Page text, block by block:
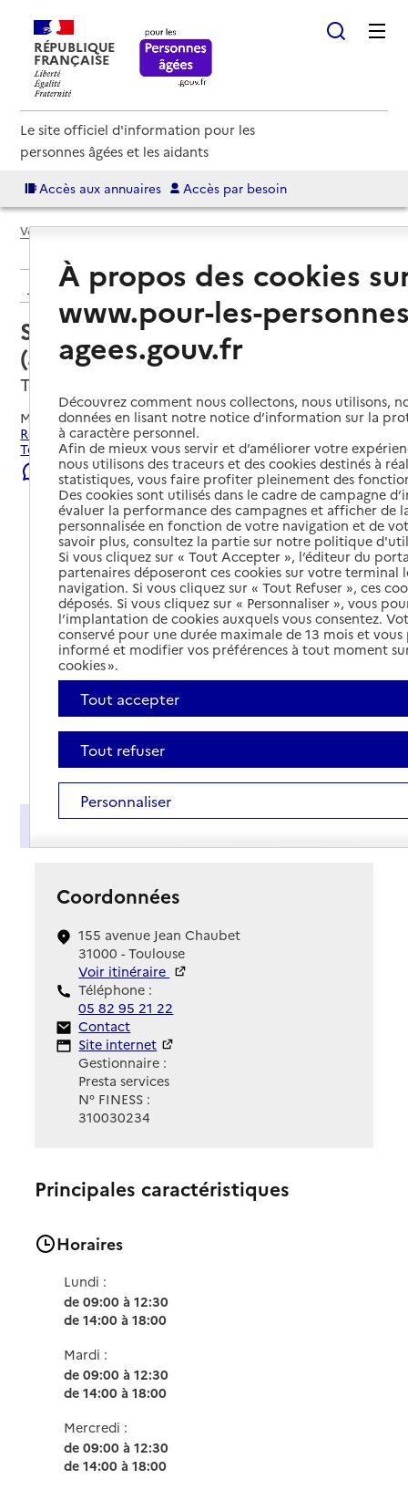
RÉPUBLIQUE
FRANÇAISE
Le site officiel d'information pour les
personnes âgées et les aidants
Accès aux annuaires Accès par besoin
Voir le fil d’Ariane
Retour aux résultats de l'annuaire
Service autonomie à domicile
(aide) – APEF Services
Toulouse, HAUTE-GARONNE
Mis à jour le06/08/2026
Rechercher les établissements et services autour de
Toulouse.
Signaler une erreur
Coordonnées
155 avenue Jean Chaubet
31000 - Toulouse
Voir itinéraire
Téléphone :
05 82 95 21 22
Contact
Contact
Site Internet
Site internet
Gestionnaire :
Presta services
N° FINESS :
310030234
Principales caractéristiques
Horaires
Lundi :
de 09:00 à 12:30
de 14:00 à 18:00
Mardi :
de 09:00 à 12:30
de 14:00 à 18:00
Mercredi :
de 09:00 à 12:30
de 14:00 à 18:00
À propos des cookies
www.pour-les-
agees.gouv.fr
Découvrez comment nous collectons, nous utilisons,
données en lisant notre notice d’information sur la
à caractère personnel.
Afin de mieux vous servir et d’améliorer votre
nous utilisons des traceurs et des cookies destinés à
statistiques, vous faire profiter pleinement des
Des cookies sont utilisés dans le cadre de campagne
évaluer la performance des campagnes et afficher de
personnalisée en fonction de votre navigation et de
savoir plus, consultez la partie sur notre politique
Si vous cliquez sur « Tout Accepter », l’éditeur du
partenaires déposeront ces cookies sur votre terminal
navigation. Si vous cliquez sur « Tout Refuser », ces
déposés. Si vous cliquez sur « Personnaliser », vous
l’implantation de cookies auxquels vous consentez.
conservé pour une durée maximale de 13 mois et
informé et modifier vos préférences à tout moment
cookies ».
Tout accepter
Tout refuser
Personnaliser